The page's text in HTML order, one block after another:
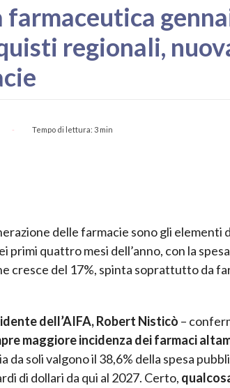
farmaceutica
regionali,
- Tempo di lettura: 3 min
delle farmacie sono gli elementi
quattro mesi dell’anno, con la
del 17%, spinta soprattutto da
dell’AIFA, Robert Nisticò –
maggiore incidenza dei farmaci
da soli valgono il 38,6% della spesa
di dollari da qui al 2027. Certo,